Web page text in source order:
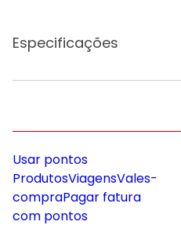
Especificações
Usar pontos
ProdutosViagensVales-
compraPagar fatura
com pontos